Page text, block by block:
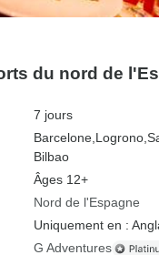
du nord de
7 jours
Barcelone,Logrono,
Bilbao
Âges 12+
Nord de l'Espagne
Uniquement en :
G Adventures